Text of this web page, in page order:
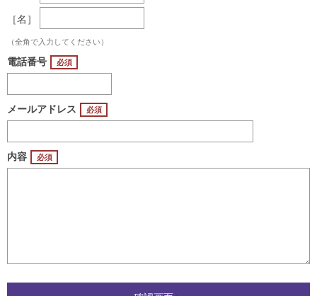
［名］
（全角で入力してください）
電話番号
メールアドレス
内容